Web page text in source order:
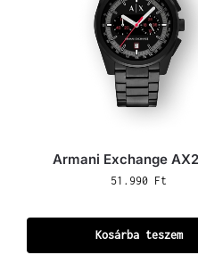
Armani Exchange
51.990 Ft
Kosárba teszem